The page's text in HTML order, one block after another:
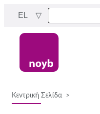
content
EL
Κεντρική Σελίδα